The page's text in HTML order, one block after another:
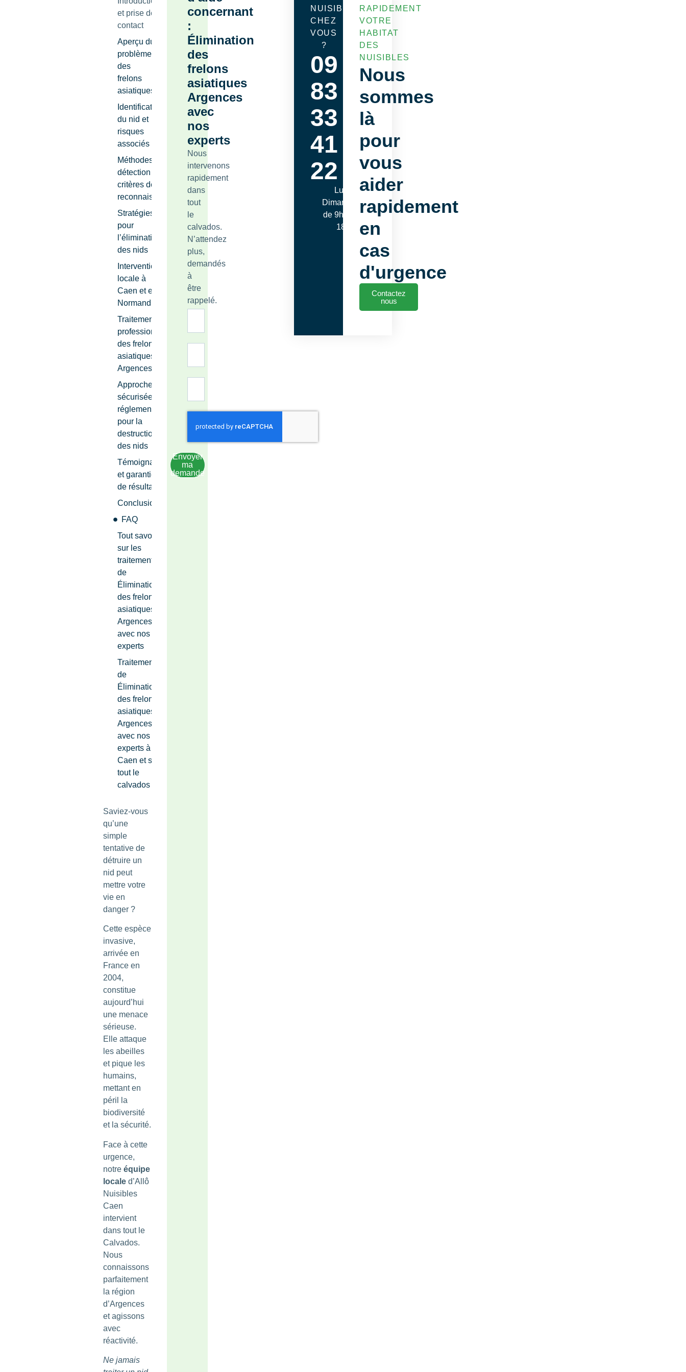
et prise de
contact
Aperçu du
problème
des
frelons
asiatiques
Identification
du nid et
risques
associés
Méthodes de
détection et
critères de
reconnaissance
Stratégies
pour
l’élimination
des nids
Intervention
locale à
Caen et en
Normandie
Traitement
professionnel
des frelons
asiatiques
Argences
Approche
sécurisée et
réglementée
pour la
destruction
des nids
Témoignages
et garanties
de résultats
Conclusion
FAQ
Tout savoir
sur les
traitements
de
Élimination
des frelons
asiatiques
Argences
avec nos
experts
Traitements
de
Élimination
des frelons
asiatiques
Argences
avec nos
experts à
Caen et sur
tout le
calvados
Saviez-vous
qu’une
simple
tentative de
détruire un
nid peut
mettre votre
vie en
danger ?
Cette espèce
invasive,
arrivée en
France en
2004,
constitue
aujourd’hui
une menace
sérieuse.
Elle attaque
les abeilles
et pique les
humains,
mettant en
péril la
biodiversité
et la sécurité.
Face à cette
urgence,
notre équipe
locale d’Allô
Nuisibles
Caen
intervient
dans tout le
Calvados.
Nous
connaissons
parfaitement
la région
d’Argences
et agissons
avec
réactivité.
Ne jamais
concernant
:
Élimination
des
frelons
asiatiques
Argences
avec
nos
experts
Nous
intervenons
rapidement
dans
tout
le
calvados.
N’attendez
plus,
demandés
à
être
rappelé.
Envoyer
ma
demande
NUISIBLES
CHEZ
VOUS
?
09
83
33
41
22
Lundi -
Dimanche
de 9h00 à
18h00
RAPIDEMENT
VOTRE
HABITAT
DES
NUISIBLES
Nous
sommes
là
pour
vous
aider
rapidement
en
cas
d'urgence
Contactez
nous